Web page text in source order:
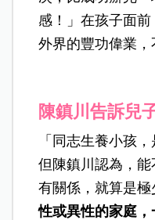
感！」在孩子面前
外界的豐功偉業，
陳鎮川告訴兒
「同志生養小孩
但陳鎮川認為，
有關係，就算是極
性或異性的家庭